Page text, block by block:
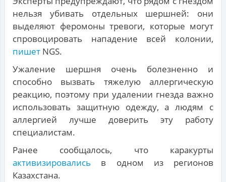
нельзя убивать отдельных шершней: они
выделяют феромоны тревоги, которые могут
спровоцировать нападение всей колонии,
пишет NGS.
Ужаление шершня очень болезненно и
способно вызвать тяжелую аллергическую
реакцию, поэтому при удалении гнезда важно
использовать защитную одежду, а людям с
аллергией лучше доверить эту работу
специалистам.
Ранее сообщалось, что каракурты
активизировались в одном из регионов
Казахстана.